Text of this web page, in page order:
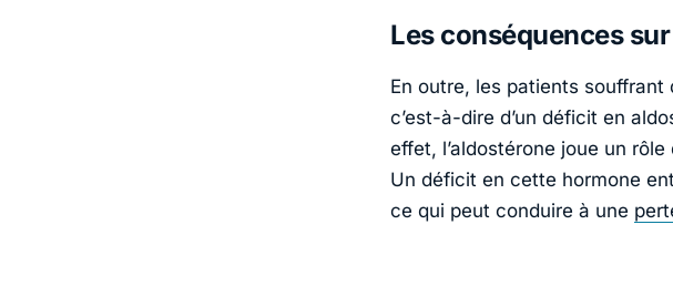
Les conséquences
En outre, les patients souffrant
c’est-à-dire d’un déficit en
effet, l’aldostérone joue un
Un déficit en cette hormone
ce qui peut conduire à une